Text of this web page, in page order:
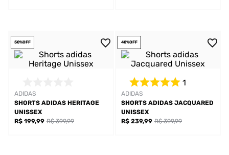
50%OFF
ADIDAS
SHORTS ADIDAS HERITAGE
UNISSEX
R$ 199,99 R$ 399,99
40%OFF
ADIDAS
1
SHORTS ADIDAS JACQUARED
UNISSEX
R$ 239,99 R$ 399,99